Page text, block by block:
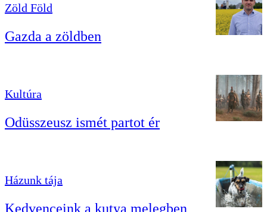
Zöld Föld
Gazda a zöldben
Kultúra
Odüsszeusz ismét partot ér
Házunk tája
Kedvenceink a kutya melegben